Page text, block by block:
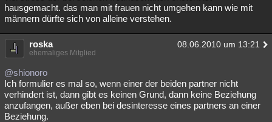
hausgemacht. das man mit frauen nicht umgehen kann wie mit
männern dürfte sich von alleine verstehen.
roska 08.06.2010 um 13:21
ehemaliges Mitglied
@shionoro
Ich formulier es mal so, wenn einer der beiden partner nicht
verhindert ist, dann gibt es keinen Grund, dann keine Beziehung
anzufangen, außer eben bei desinteresse eines partners an einer
Beziehung.